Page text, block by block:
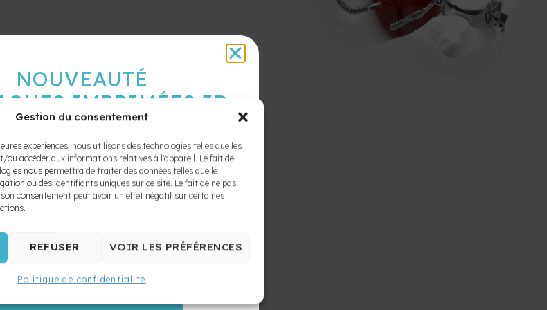
Gestion du consentement
expériences, nous utilisons des technologies telles que les
ou accéder aux informations relatives à l'appareil. Le fait de
nous permettra de traiter des données telles que le
ou des identifiants uniques sur ce site. Le fait de ne pas
consentement peut avoir un effet négatif sur certaines
REFUSER VOIR LES PRÉFÉRENCES
Politique de confidentialité
NOUVEAUTÉ
IMPRIMÉES 3D
SONT ARRIVÉES !
% SUR MESURE
PLUS SOLIDES
ZÉRO SÉPARATEUR
Offrez à vos patients un confort inégalé et
votre temps de chaise grâce à nos
bagues métalliques imprimées au laser